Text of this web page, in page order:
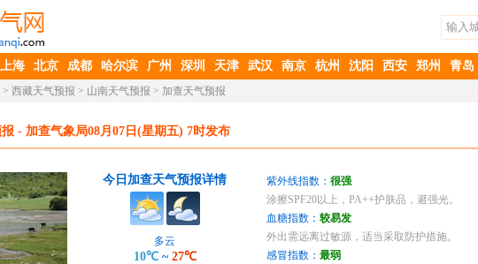
上海 北京 成都 哈尔滨 广州 深圳 天津 武汉 南京 杭州 沈阳 西安 郑州 青岛
> 西藏天气预报 > 山南天气预报 > 加查天气预报
- 加查气象局08月07日(星期五) 7时发布
今日加查天气预报详情
多云
10℃~ 27℃
紫外线指数： 很强
涂擦SPF20以上，PA++护肤品，避强光。
血糖指数： 较易发
外出需远离过敏源，适当采取防护措施。
感冒指数： 最弱